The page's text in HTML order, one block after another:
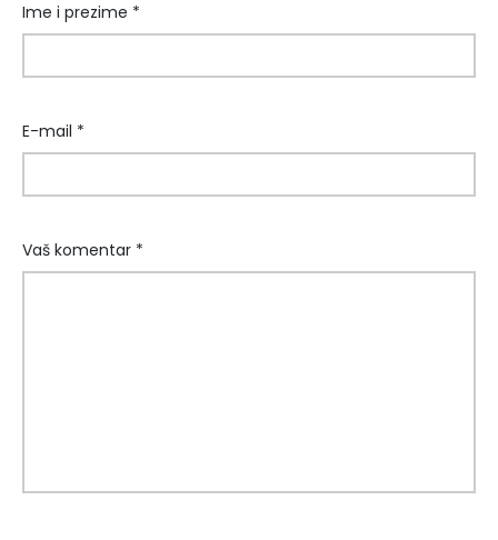
Ime i prezime *
E-mail *
Vaš komentar *